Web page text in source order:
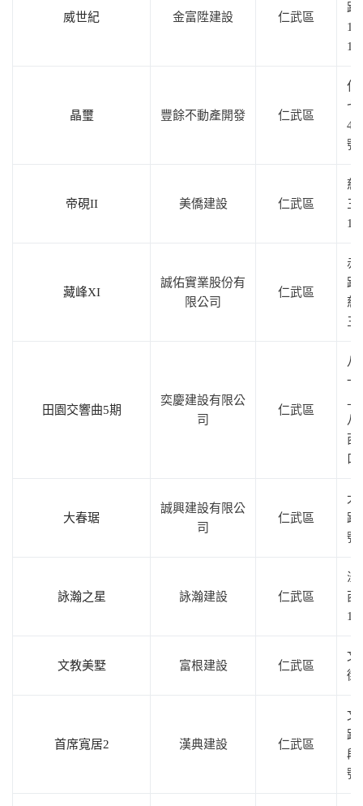
威世紀 金富陞建設 仁武區
路
晶璽 豐餘不動產開發 仁武區
仁
七
40
號
帝硯II 美僑建設 仁武區
慈
三
藏峰XI
誠佑實業股份有
限公司
仁武區
赤
路
慈
三
田園交響曲5期
奕慶建設有限公
司
仁武區
八
一
八
西
口
大春琚
誠興建設有限公
司
仁武區
大
路
號
詠瀚之星 詠瀚建設 仁武區
澄
西
文教美墅 富根建設 仁武區
文
街
首席寬居2 漢典建設 仁武區
文
路
段
號